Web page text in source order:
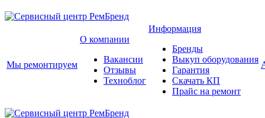
Мы ремонтируем
О компании
Вакансии
Отзывы
Техноблог
Информация
Бренды
Выкуп оборудования
Гарантия
Скачать КП
Прайс на ремонт